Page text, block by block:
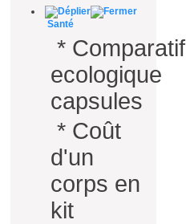
Santé
* Comparatif
ecologique
capsules
* Coût
d'un
corps en
kit